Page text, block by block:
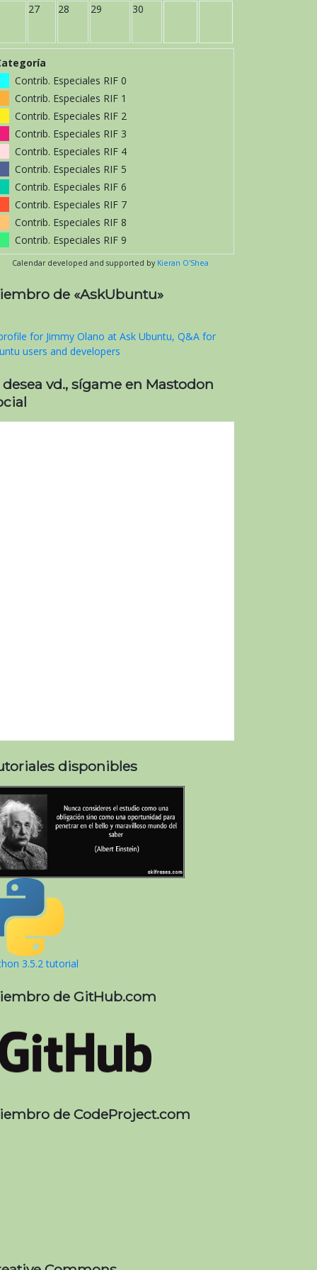
27 28 29 30
Contrib. Especiales RIF 0
Contrib. Especiales RIF 1
Contrib. Especiales RIF 2
Contrib. Especiales RIF 3
Contrib. Especiales RIF 4
Contrib. Especiales RIF 5
Contrib. Especiales RIF 6
Contrib. Especiales RIF 7
Contrib. Especiales RIF 8
Contrib. Especiales RIF 9
Calendar developed and supported by Kieran O'Shea
de «AskUbuntu»
desea vd., sígame en Mastodon
disponibles
3.5.2 tutorial
de GitHub.com
de CodeProject.com